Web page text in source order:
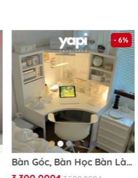
Khách hàng tham khảo kĩ
Mã sản phẩm:
Kích thước
- 6%
Bàn Góc, Bàn Học Bàn Làm Việc Đa Năng 100x100x142cm Có Kệ Để Đồ Siêu Tiện Dụng Yapi-418